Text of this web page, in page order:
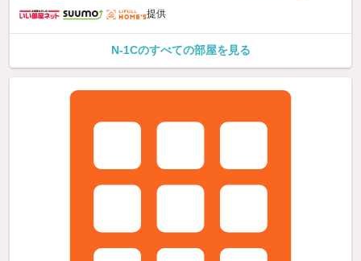
提供
N-1Cのすべての部屋を見る